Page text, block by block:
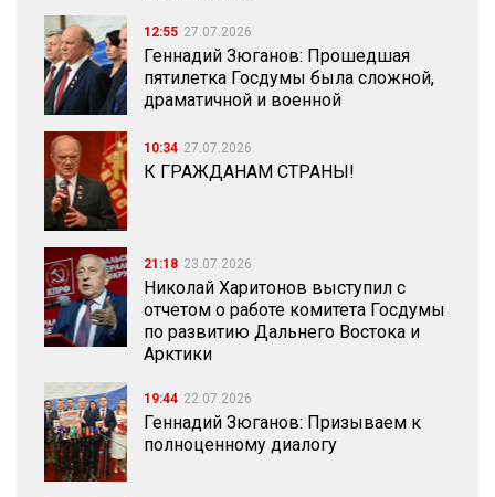
12:55 27.07.2026
Геннадий Зюганов: Прошедшая
пятилетка Госдумы была сложной,
драматичной и военной
10:34 27.07.2026
К ГРАЖДАНАМ СТРАНЫ!
21:18 23.07.2026
Николай Харитонов выступил с
отчетом о работе комитета Госдумы
по развитию Дальнего Востока и
Арктики
19:44 22.07.2026
Геннадий Зюганов: Призываем к
полноценному диалогу